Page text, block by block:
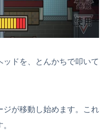
ドを、とんかちで叩いて
ジが移動し始めます。これ